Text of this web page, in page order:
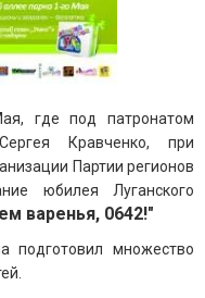
где под патронатом
Кравченко, при
Партии регионов
юбилея Луганского
варенья, 0642!"
подготовил множество